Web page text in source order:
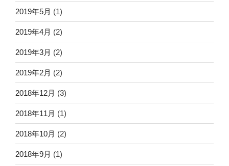
2019年5月 (1)
2019年4月 (2)
2019年3月 (2)
2019年2月 (2)
2018年12月 (3)
2018年11月 (1)
2018年10月 (2)
2018年9月 (1)